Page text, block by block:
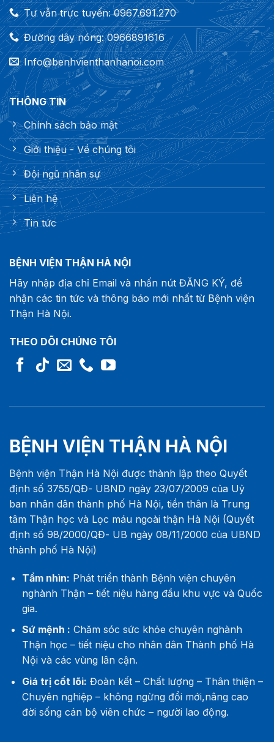
Tư vẫn trực tuyến: 0967.691.270
Đường dây nóng: 0966891616
Info@benhvienthanhanoi.com
THÔNG TIN
Chính sách bảo mật
Giới thiệu - Về chúng tôi
Đội ngũ nhân sự
Liên hệ
Tin tức
BỆNH VIỆN THẬN HÀ NỘI
Hãy nhập địa chỉ Email và nhấn nút ĐĂNG KÝ, để
nhận các tin tức và thông báo mới nhất từ Bệnh viện
Thận Hà Nội.
THEO DÕI CHÚNG TÔI
BỆNH VIỆN THẬN HÀ NỘI
Bệnh viện Thận Hà Nội được thành lập theo Quyết
định số 3755/QĐ- UBND ngày 23/07/2009 của Uỷ
ban nhân dân thành phố Hà Nội, tiền thân là Trung
tâm Thận học và Lọc máu ngoài thận Hà Nội (Quyết
định số 98/2000/QĐ- UB ngày 08/11/2000 của UBND
thành phố Hà Nội)
Tầm nhìn: Phát triển thành Bệnh viện chuyên
nghành Thận – tiết niệu hàng đầu khu vực và Quốc
gia.
Sứ mệnh : Chăm sóc sức khỏe chuyên nghành
Thận học – tiết niệu cho nhân dân Thành phố Hà
Nội và các vùng lân cận.
Giá trị cốt lõi: Đoàn kết – Chất lượng – Thân thiện –
Chuyên nghiệp – không ngừng đổi mới,nâng cao
đời sống cán bộ viên chức – người lao động.